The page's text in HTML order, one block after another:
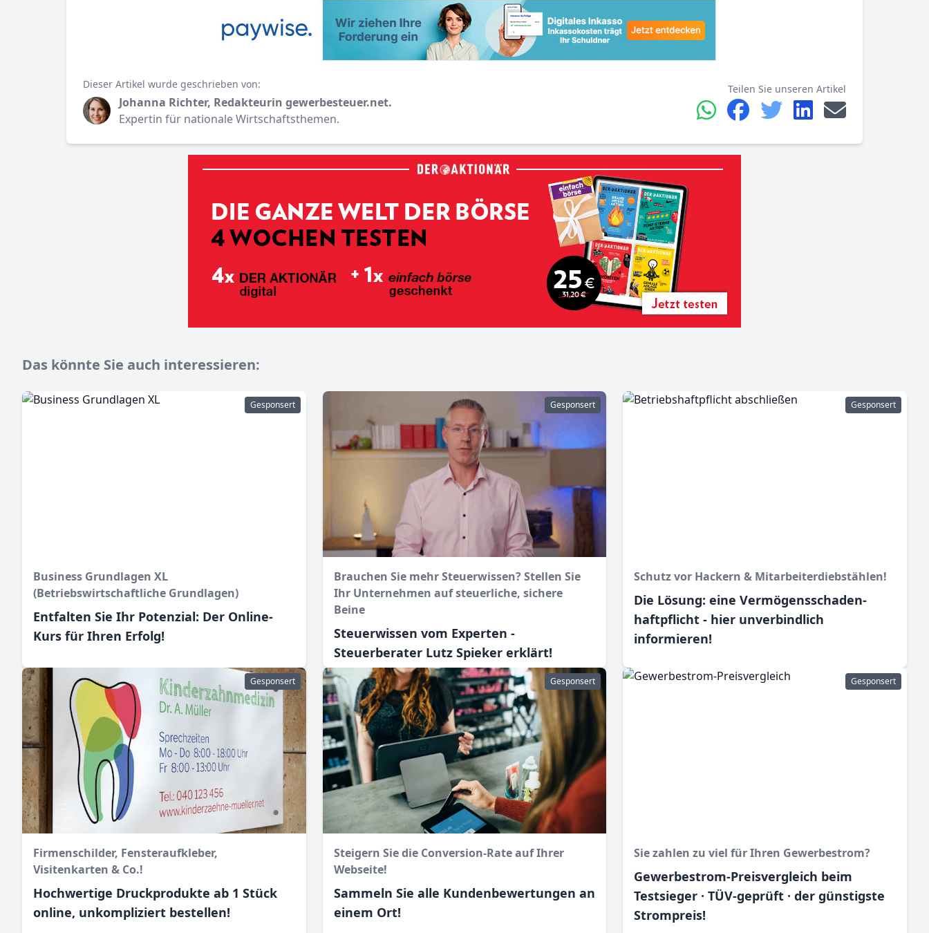
Dieser Artikel wurde geschrieben von:
Johanna Richter, Redakteurin gewerbesteuer.net.
Expertin für nationale Wirtschaftsthemen.
Teilen Sie unseren Artikel
Das könnte Sie auch interessieren:
Gesponsert
Business Grundlagen XL
(Betriebswirtschaftliche Grundlagen)
Entfalten Sie Ihr Potenzial: Der Online-
Kurs für Ihren Erfolg!
Gesponsert
Brauchen Sie mehr Steuerwissen? Stellen Sie
Ihr Unternehmen auf steuerliche, sichere
Beine
Steuerwissen vom Experten -
Steuerberater Lutz Spieker erklärt!
Gesponsert
Schutz vor Hackern & Mitarbeiter­diebstählen!
Die Lösung: eine Vermögensschaden­­
haftpflicht - hier unverbindlich
informieren!
Gesponsert
Firmenschilder, Fensteraufkleber,
Visitenkarten & Co.!
Hochwertige Druckprodukte ab 1 Stück
online, unkompliziert bestellen!
Gesponsert
Steigern Sie die Conversion-Rate auf Ihrer
Webseite!
Sammeln Sie alle Kundenbewertungen an
einem Ort!
Gesponsert
Sie zahlen zu viel für Ihren Gewerbestrom?
Gewerbestrom-Preisvergleich beim
Testsieger · TÜV-geprüft · der günstigste
Strompreis!